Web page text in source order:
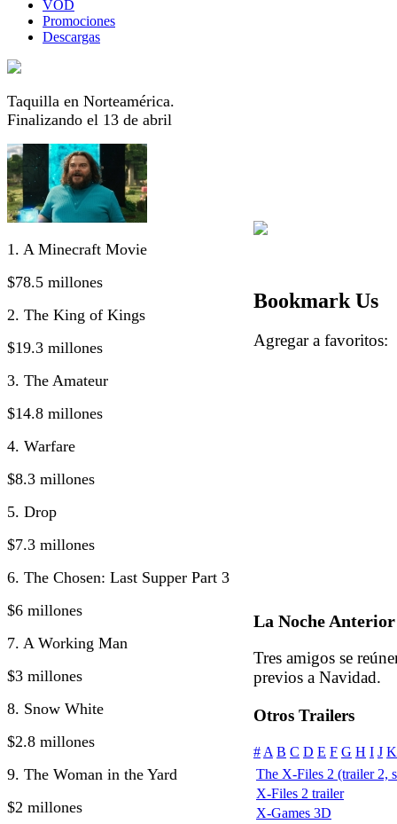
VOD
Promociones
Descargas
Taquilla en Norteamérica.
Finalizando el 13 de abril
1. A Minecraft Movie
$78.5 millones
2. The King of Kings
$19.3 millones
3. The Amateur
$14.8 millones
4. Warfare
$8.3 millones
5. Drop
$7.3 millones
6. The Chosen: Last Supper Part 3
$6 millones
7. A Working Man
$3 millones
8. Snow White
$2.8 millones
9. The Woman in the Yard
$2 millones
Bookmark Us
Agregar a
La Noche
Tres amigos se
previos a Navidad.
Otros Trailers
# A B C D E F G H I J K
The X-Files 2 (trailer 2,
X-Files 2 trailer
X-Games 3D